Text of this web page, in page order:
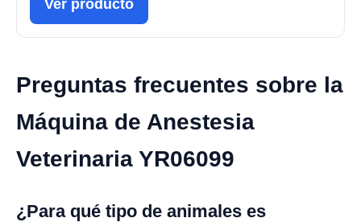
Ver producto
Preguntas frecuentes sobre la
Máquina de Anestesia
Veterinaria YR06099
¿Para qué tipo de animales es